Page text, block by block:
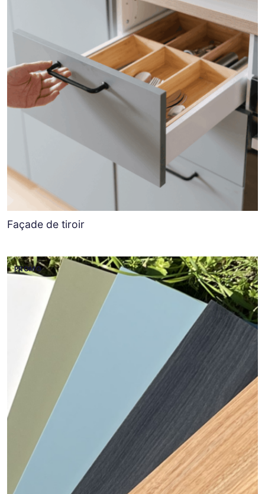
Complément rénovation de cuisine
Complément rénovation de cuisine
Façade de tiroir
Complément rénovation de cuisine
Façade de tiroir